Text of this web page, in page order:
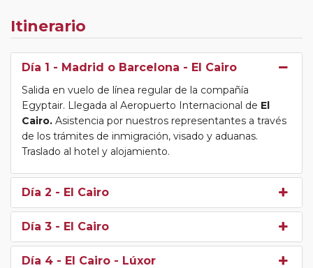
Itinerario
Día 1 - Madrid o Barcelona - El Cairo
Salida en vuelo de línea regular de la compañía
Egyptair. Llegada al Aeropuerto Internacional de El
Cairo. Asistencia por nuestros representantes a través
de los trámites de inmigración, visado y aduanas.
Traslado al hotel y alojamiento.
Día 2 - El Cairo
Día 3 - El Cairo
Día 4 - El Cairo - Lúxor